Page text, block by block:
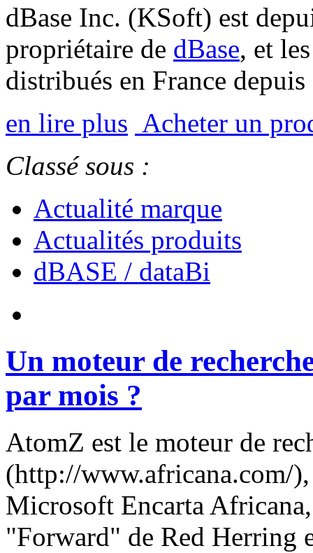
dBase Inc. (KSoft) est
propriétaire de dBase, et
distribués en France
en lire plus Acheter un
Classé sous :
Actualité marque
Actualités produits
dBASE / dataBi
Un moteur de
par mois ?
AtomZ est le moteur de
(http://www.africana.com/
Microsoft Encarta
"Forward" de Red Herring